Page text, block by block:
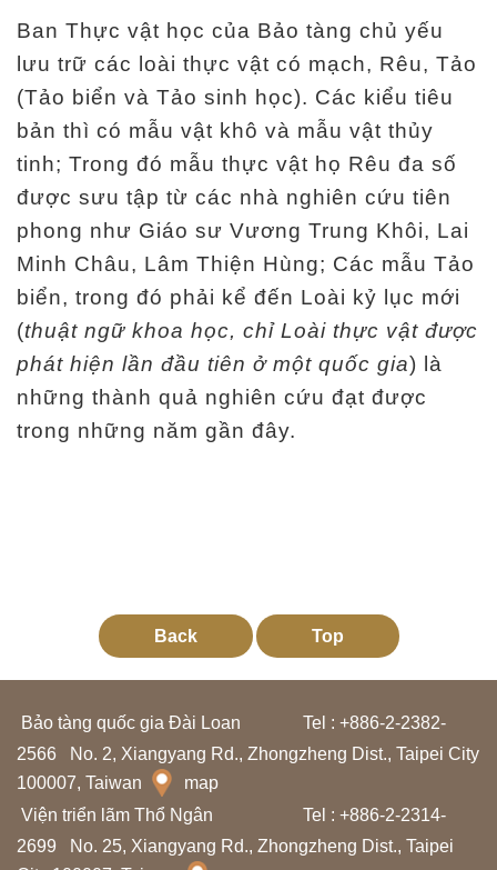
Ban Thực vật học của Bảo tàng chủ yếu
lưu trữ các loài thực vật có mạch, Rêu, Tảo
(Tảo biển và Tảo sinh học). Các kiểu tiêu
bản thì có mẫu vật khô và mẫu vật thủy
tinh; Trong đó mẫu thực vật họ Rêu đa số
được sưu tập từ các nhà nghiên cứu tiên
phong như Giáo sư Vương Trung Khôi, Lai
Minh Châu, Lâm Thiện Hùng; Các mẫu Tảo
biển, trong đó phải kể đến Loài kỷ lục mới
(thuật ngữ khoa học, chỉ Loài thực vật được
phát hiện lần đầu tiên ở một quốc gia) là
những thành quả nghiên cứu đạt được
trong những năm gần đây.
Back Top
Bảo tàng quốc gia Đài Loan
Tel : +886-2-2382-
2566
No. 2, Xiangyang Rd., Zhongzheng Dist., Taipei City
100007, Taiwan
map
Viện triển lãm Thổ Ngân
Tel : +886-2-2314-
2699
No. 25, Xiangyang Rd., Zhongzheng Dist., Taipei